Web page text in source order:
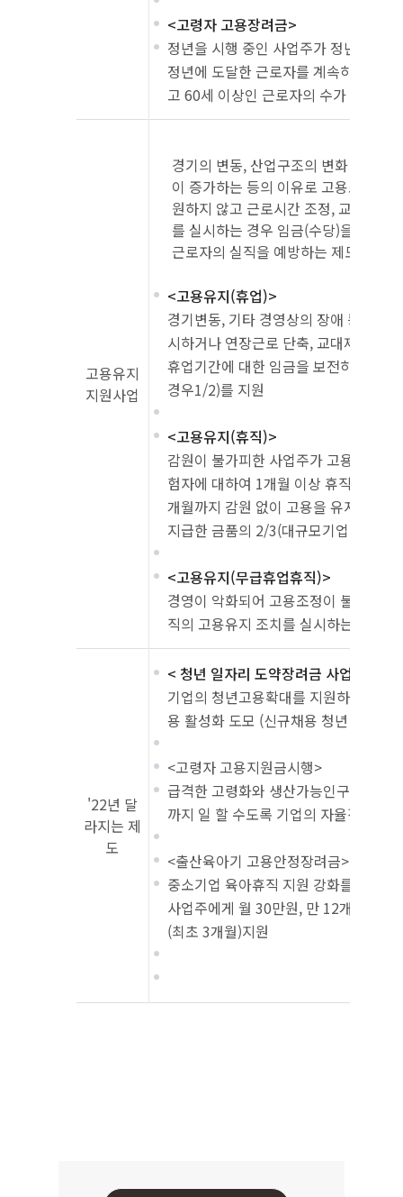
<고령자 고용장려금>
정년을 시행 중인 사업주가 정년을 연
정년에 도달한 근로자를 계속하여 고
고 60세 이상인 근로자의 수가 증가하
고용유지
지원사업
경기의 변동, 산업구조의 변화 등으로
이 증가하는 등의 이유로 고용조정이
원하지 않고 근로시간 조정, 교대제
를 실시하는 경우 임금(수당)을 지원
근로자의 실직을 예방하는 제도
<고용유지(휴업)>
경기변동, 기타 경영상의 장애 등으로
시하거나 연장근로 단축, 교대제 개편
휴업기간에 대한 임금을 보전하였다
경우1/2)를 지원
<고용유지(휴직)>
감원이 불가피한 사업주가 고용보험
험자에 대하여 1개월 이상 휴직을 실
개월까지 감원 없이 고용을 유지하는
지급한 금품의 2/3(대규모기업 1/2)를
<고용유지(무급휴업휴직)>
경영이 악화되어 고용조정이 불가피한
직의 고용유지 조치를 실시하는 경우
'22년 달
라지는 제
도
< 청년 일자리 도약장려금 사업>
기업의 청년고용확대를 지원하고 취
용 활성화 도모 (신규채용 청년 1인당
<고령자 고용지원금시행>
급격한 고령화와 생산가능인구 감소에
까지 일 할 수도록 기업의 자율적인 고
<출산육아기 고용안정장려금>
중소기업 육아휴직 지원 강화를 통한
사업주에게 월 30만원, 만 12개월 이
(최초 3개월)지원